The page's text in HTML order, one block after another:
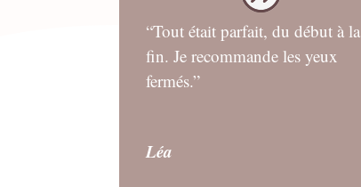
“Tout était parfait, du début à la
fin. Je recommande les yeux
fermés.”
Léa